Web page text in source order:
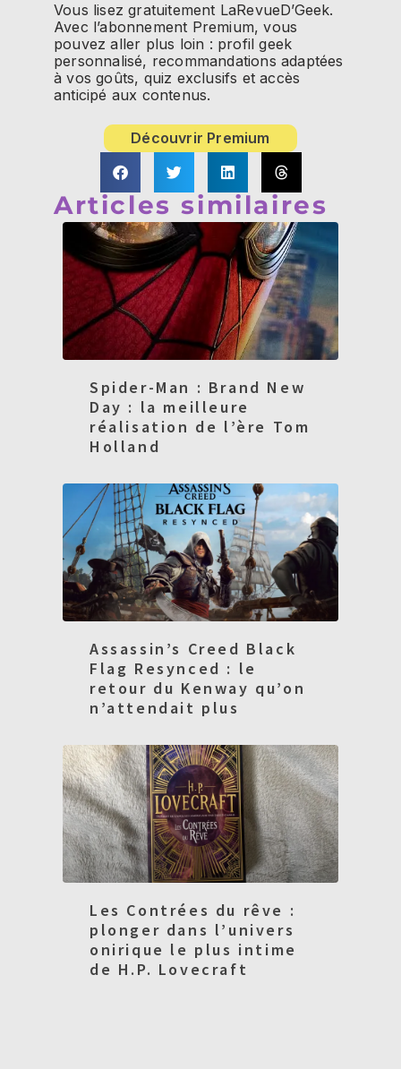
Vous lisez gratuitement LaRevueD’Geek.
Avec l’abonnement Premium, vous
pouvez aller plus loin : profil geek
personnalisé, recommandations adaptées
à vos goûts, quiz exclusifs et accès
anticipé aux contenus.
Découvrir Premium
Articles similaires
Spider-Man : Brand New
Day : la meilleure
réalisation de l’ère Tom
Holland
Assassin’s Creed Black
Flag Resynced : le
retour du Kenway qu’on
n’attendait plus
Les Contrées du rêve :
plonger dans l’univers
onirique le plus intime
de H.P. Lovecraft